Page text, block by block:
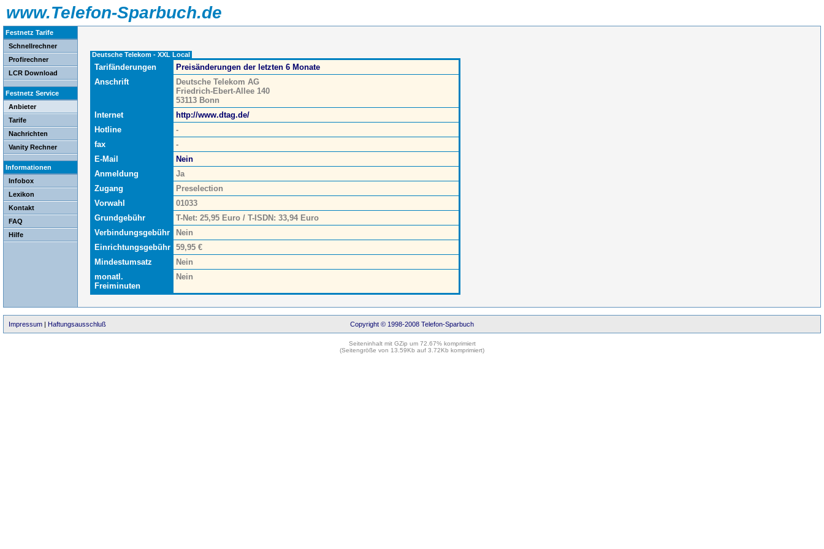
www.Telefon-Sparbuch.de
Festnetz Tarife
Schnellrechner
Profirechner
LCR Download
Festnetz Service
Anbieter
Tarife
Nachrichten
Vanity Rechner
Informationen
Infobox
Lexikon
Kontakt
FAQ
Hilfe
Deutsche Telekom - XXL Local
Tarifänderungen
Preisänderungen der letzten 6 Monate
Anschrift
Deutsche Telekom AG
Friedrich-Ebert-Allee 140
53113 Bonn
Internet
http://www.dtag.de/
Hotline
-
fax
-
E-Mail
Nein
Anmeldung
Ja
Zugang
Preselection
Vorwahl
01033
Grundgebühr
T-Net: 25,95 Euro / T-ISDN: 33,94 Euro
Verbindungsgebühr
Nein
Einrichtungsgebühr 59,95 €
Mindestumsatz
Nein
monatl.
Freiminuten
Nein
Impressum | Haftungsausschluß Copyright © 1998-2008 Telefon-Sparbuch
Seiteninhalt mit GZip um 72.67% komprimiert
(Seitengröße von 13.59Kb auf 3.72Kb komprimiert)